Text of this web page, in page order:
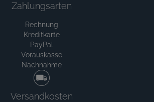
Zahlungsarten
Rechnung
Kreditkarte
PayPal
Vorauskasse
Nachnahme
Versandkosten